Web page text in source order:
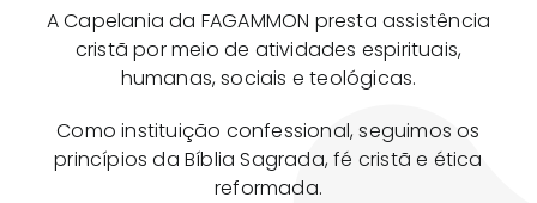
A Capelania da FAGAMMON presta assistência
cristã por meio de atividades espirituais,
humanas, sociais e teológicas.
Como instituição confessional, seguimos os
princípios da Bíblia Sagrada, fé cristã e ética
reformada.